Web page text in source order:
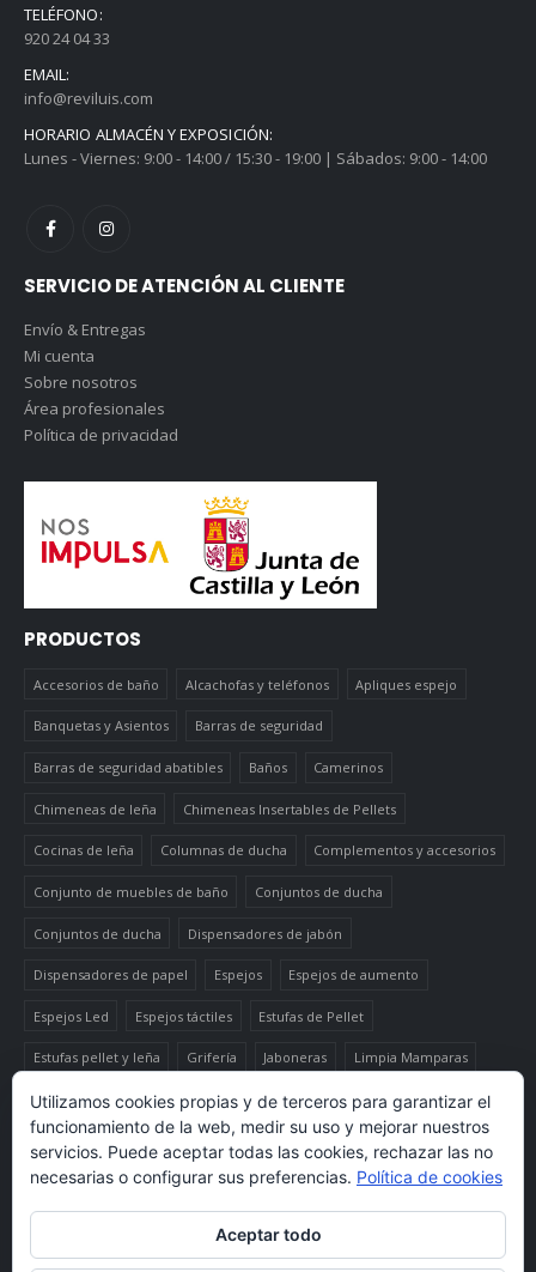
TELÉFONO:
920 24 04 33
EMAIL:
info@reviluis.com
HORARIO ALMACÉN Y EXPOSICIÓN:
Lunes - Viernes: 9:00 - 14:00 / 15:30 - 19:00 | Sábados: 9:00 - 14:00
SERVICIO DE ATENCIÓN AL CLIENTE
Envío & Entregas
Mi cuenta
Sobre nosotros
Área profesionales
Política de privacidad
PRODUCTOS
Accesorios de baño Alcachofas y teléfonos Apliques espejo
Banquetas y Asientos Barras de seguridad
Barras de seguridad abatibles Baños Camerinos
Chimeneas de leña Chimeneas Insertables de Pellets
Cocinas de leña Columnas de ducha Complementos y accesorios
Conjunto de muebles de baño Conjuntos de ducha
Conjuntos de ducha Dispensadores de jabón
Dispensadores de papel Espejos Espejos de aumento
Espejos Led Espejos táctiles Estufas de Pellet
Estufas pellet y leña Grifería Jaboneras Limpia Mamparas
Luminaria Mueble auxiliar alto Muebles de baño Papeleras
Termo-productos de leña TermoChimeneas de Pellets
TermoEstufas de Pellets Toalleros eléctricos secatoallas
Utilizamos cookies propias y de terceros para garantizar el
funcionamiento de la web, medir su uso y mejorar nuestros
servicios. Puede aceptar todas las cookies, rechazar las no
necesarias o configurar sus preferencias. Política de cookies
Aceptar todo